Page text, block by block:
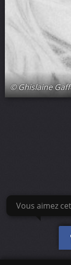
© Ghislaine
Vous aimez